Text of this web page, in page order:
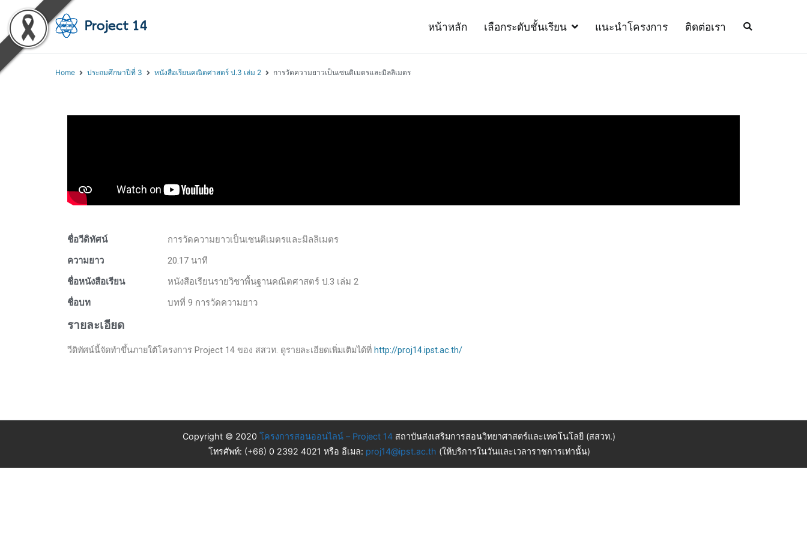
หน้าหลัก เลือกระดับชั้นเรียน แนะนำโครงการ ติดต่อเรา
Home ประถมศึกษาปีที่ 3 หนังสือเรียนคณิตศาสตร์ ป.3 เล่ม 2 การวัดความยาวเป็นเซนติเมตรและมิลลิเมตร
ชื่อวีดิทัศน์
การวัดความยาวเป็นเซนติเมตรและมิลลิเมตร
ความยาว
20.17 นาที
ชื่อหนังสือเรียน
หนังสือเรียนรายวิชาพื้นฐานคณิตศาสตร์ ป.3 เล่ม 2
ชื่อบท
บทที่ 9 การวัดความยาว
รายละเอียด
วีดิทัศน์นี้จัดทำขึ้นภายใต้โครงการ Project 14 ของ สสวท. ดูรายละเอียดเพิ่มเติมได้ที่ http://proj14.ipst.ac.th/
Copyright © 2020 โครงการสอนออนไลน์ – Project 14 สถาบันส่งเสริมการสอนวิทยาศาสตร์และเทคโนโลยี (สสวท.)
โทรศัพท์: (+66) 0 2392 4021 หรือ อีเมล: proj14@ipst.ac.th (ให้บริการในวันและเวลาราชการเท่านั้น)